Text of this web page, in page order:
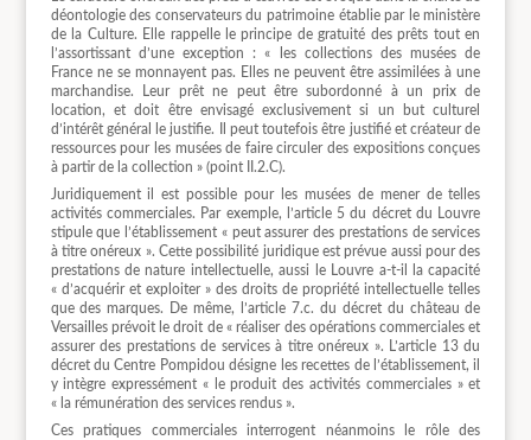
déontologie des conservateurs du patrimoine établie par le ministère
de la Culture. Elle rappelle le principe de gratuité des prêts tout en
l’assortissant d’une exception : « les collections des musées de
France ne se monnayent pas. Elles ne peuvent être assimilées à une
marchandise. Leur prêt ne peut être subordonné à un prix de
location, et doit être envisagé exclusivement si un but culturel
d’intérêt général le justifie. Il peut toutefois être justifié et créateur de
ressources pour les musées de faire circuler des expositions conçues
à partir de la collection » (point II.2.C).
Juridiquement il est possible pour les musées de mener de telles
activités commerciales. Par exemple, l’article 5 du décret du Louvre
stipule que l’établissement « peut assurer des prestations de services
à titre onéreux ». Cette possibilité juridique est prévue aussi pour des
prestations de nature intellectuelle, aussi le Louvre a-t-il la capacité
« d’acquérir et exploiter » des droits de propriété intellectuelle telles
que des marques. De même, l’article 7.c. du décret du château de
Versailles prévoit le droit de « réaliser des opérations commerciales et
assurer des prestations de services à titre onéreux ». L’article 13 du
décret du Centre Pompidou désigne les recettes de l’établissement, il
y intègre expressément « le produit des activités commerciales » et
« la rémunération des services rendus ».
Ces pratiques commerciales interrogent néanmoins le rôle des